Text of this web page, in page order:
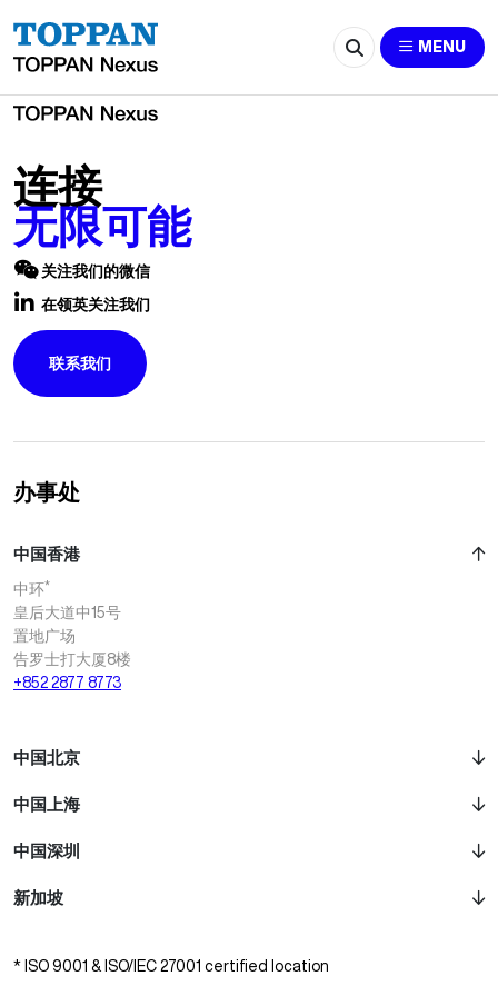
MENU
连接
无限可能
关注我们的微信
在领英关注我们
联系我们
办事处
中国香港
中环*
皇后大道中15号
置地广场
告罗士打大厦8楼
+852 2877 8773
中国北京
中国上海
中国深圳
新加坡
* ISO 9001 & ISO/IEC 27001 certified location